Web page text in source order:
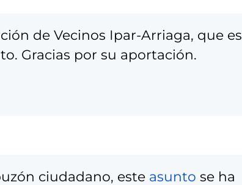
de Vecinos Ipar-Arriaga, que es
Gracias por su aportación.
ciudadano, este asunto se ha